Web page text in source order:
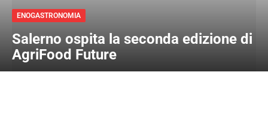
ENOGASTRONOMIA
Salerno ospita la seconda edizione di
AgriFood Future